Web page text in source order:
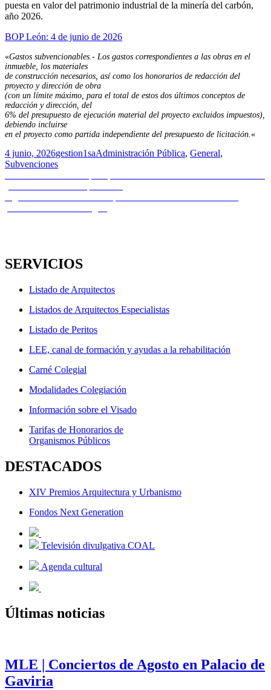
puesta en valor del patrimonio industrial de la minería del carbón,
año 2026.
BOP León: 4 de junio de 2026
«Gastos subvencionables.- Los gastos correspondientes a las obras en el
inmueble, los materiales
de construcción necesarios, así como los honorarios de redacción del
proyecto y dirección de obra
(con un límite máximo, para el total de estos dos últimos conceptos de
redacción y dirección, del
6% del presupuesto de ejecución material del proyecto excluidos impuestos),
debiendo incluirse
en el proyecto como partida independiente del presupuesto de licitación. «
Publicado
el
4 junio, 2026Autor
gestion1saCategorías
Administración Pública, General,
Subvenciones
Navegación
de
entradas
SERVICIOS
Listado de Arquitectos
Listados de Arquitectos Especialistas
Listado de Peritos
LEE, canal de formación y ayudas a la rehabilitación
Carné Colegial
Modalidades Colegiación
Información sobre el Visado
Tarifas de Honorarios de
Organismos Públicos
DESTACADOS
XIV Premios Arquitectura y Urbanismo
Fondos Next Generation
Televisión divulgativa COAL
Agenda cultural
Últimas noticias
MLE | Conciertos de Agosto en Palacio de
Gaviria